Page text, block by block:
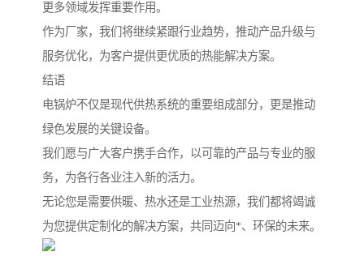
更多领域发挥重要作用。
作为厂家，我们将继续紧跟行业趋势，推动产品升级与
服务优化，为客户提供更优质的热能解决方案。
结语
电锅炉不仅是现代供热系统的重要组成部分，更是推动
绿色发展的关键设备。
我们愿与广大客户携手合作，以可靠的产品与专业的服
务，为各行各业注入新的活力。
无论您是需要供暖、热水还是工业热源，我们都将竭诚
为您提供定制化的解决方案，共同迈向*、环保的未来。